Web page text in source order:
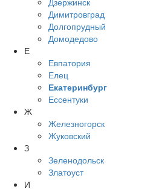
Димитровград
Долгопрудный
Домодедово
Е
Евпатория
Елец
Екатеринбург
Ессентуки
Ж
Железногорск
Жуковский
З
Зеленодольск
Златоуст
И